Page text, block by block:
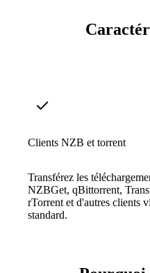
Clients NZB et torrent
Transférez les
NZBGet, qBittorrent,
rTorrent et d'autres clients
standard.